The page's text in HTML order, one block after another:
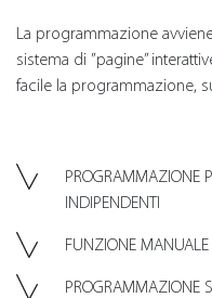
La programmazione
sistema di ”pagine”
facile la programmazione,
PROGRAMMAZIONE
INDIPENDENTI
FUNZIONE MANUALE
PROGRAMMAZIONE